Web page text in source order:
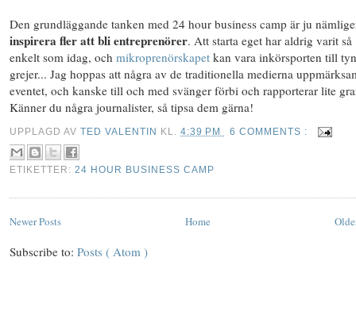
Den grundläggande tanken med 24 hour business camp är ju
inspirera fler att bli entreprenörer. Att starta eget har aldrig varit så
enkelt som idag, och mikroprenörskapet kan vara inkörsporten till
grejer... Jag hoppas att några av de traditionella medierna
eventet, och kanske till och med svänger förbi och rapporterar lite
Känner du några journalister, så tipsa dem gärna!
UPPLAGD AVTED VALENTIN KL.4:39 PM 6 COMMENTS :
ETIKETTER:24 HOUR BUSINESS CAMP
Newer Posts Home
Subscribe to: Posts ( Atom )